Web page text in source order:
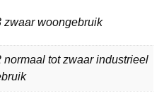
zwaar woongebruik
normaal tot zwaar industrieel